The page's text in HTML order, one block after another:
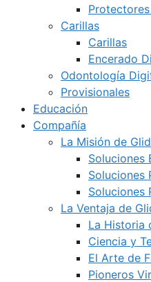
Carillas
Carillas
Encerado
Odontología
Provisionales
Educación
Compañía
La Misión de
Soluciones
Soluciones
Soluciones
La Ventaja de
La Historia
Ciencia y
El Arte de
Pioneros